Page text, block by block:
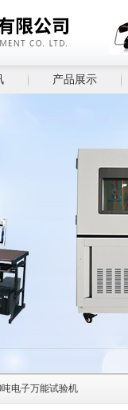
产品展示
吨电子万能试验机